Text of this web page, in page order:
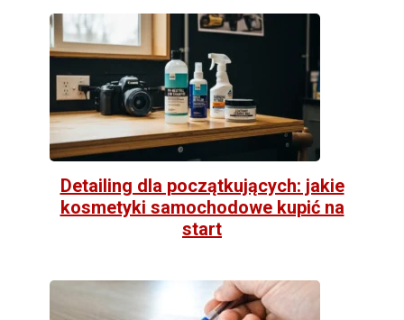
Detailing dla początkujących: jakie
kosmetyki samochodowe kupić na
start